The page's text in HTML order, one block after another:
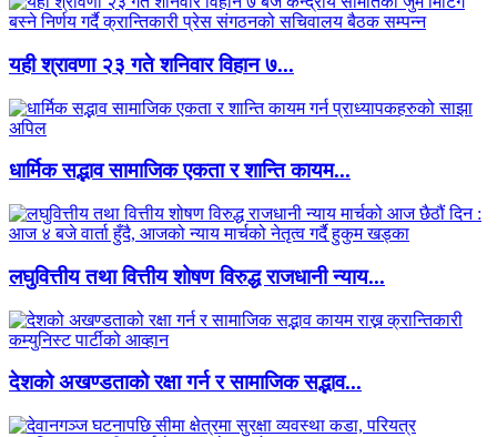
यही श्रावणा २३ गते शनिवार विहान ७...
धार्मिक सद्भाव सामाजिक एकता र शान्ति कायम...
लघुवित्तीय तथा वित्तीय शोषण विरुद्ध राजधानी न्याय...
देशको अखण्डताको रक्षा गर्न र सामाजिक सद्भाव...